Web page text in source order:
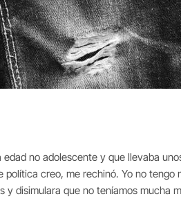
no adolescente y que llevaba
creo, me rechinó. Yo no tengo
disimulara que no teníamos mucha